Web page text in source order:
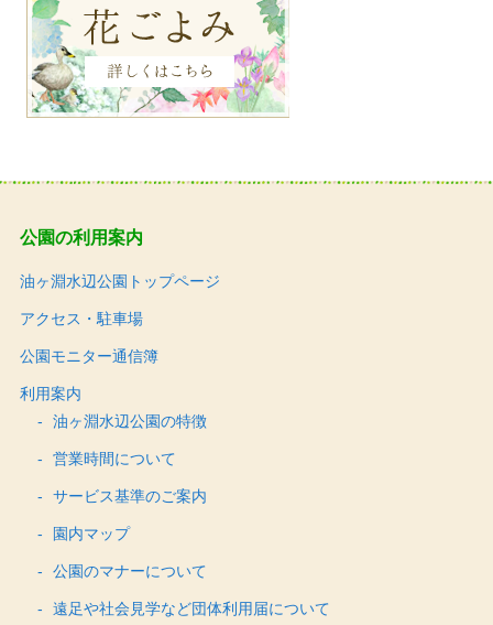
公園の利用案内
油ヶ淵水辺公園トップページ
アクセス・駐車場
公園モニター通信簿
利用案内
油ヶ淵水辺公園の特徴
営業時間について
サービス基準のご案内
園内マップ
公園のマナーについて
遠足や社会見学など団体利用届について